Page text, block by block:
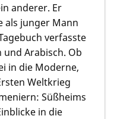
anderer. Er
als junger Mann
verfasste
Arabisch. Ob
in die Moderne,
Weltkrieg
Süßheims
in die